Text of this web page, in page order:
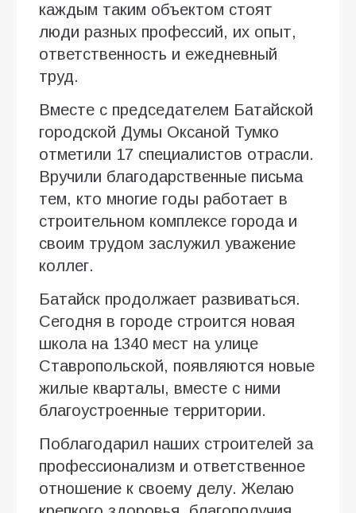
каждым таким объектом стоят
люди разных профессий, их опыт,
ответственность и ежедневный
труд.
Вместе с председателем Батайской
городской Думы Оксаной Тумко
отметили 17 специалистов отрасли.
Вручили благодарственные письма
тем, кто многие годы работает в
строительном комплексе города и
своим трудом заслужил уважение
коллег.
Батайск продолжает развиваться.
Сегодня в городе строится новая
школа на 1340 мест на улице
Ставропольской, появляются новые
жилые кварталы, вместе с ними
благоустроенные территории.
Поблагодарил наших строителей за
профессионализм и ответственное
отношение к своему делу. Желаю